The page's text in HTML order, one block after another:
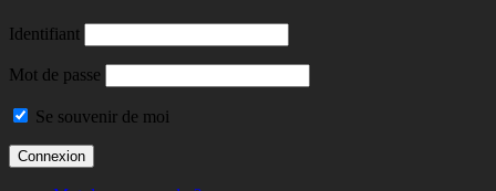
Identifiant
Mot de passe
Se souvenir de moi